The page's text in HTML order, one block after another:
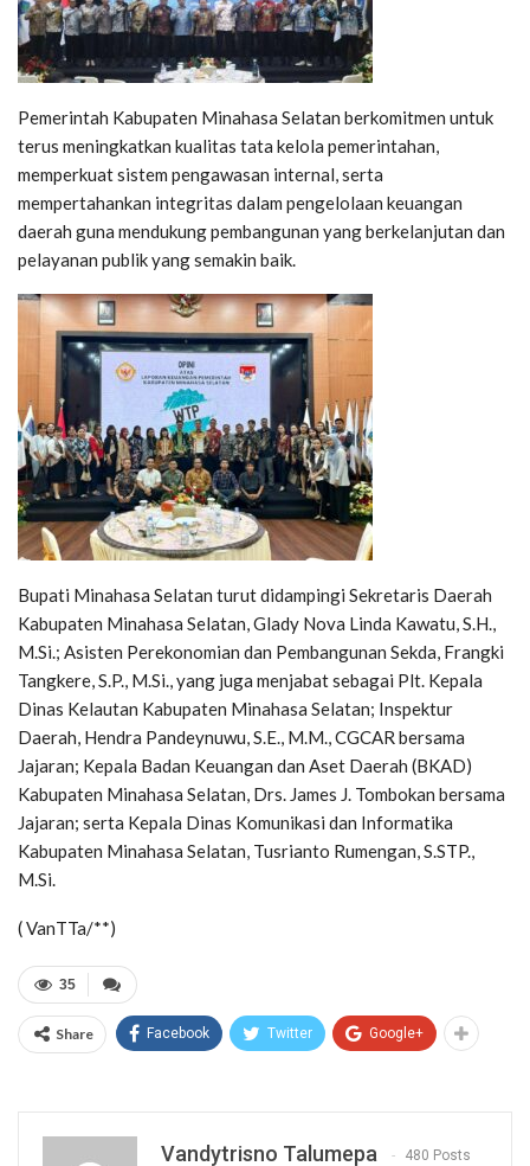
Pemerintah Kabupaten Minahasa Selatan berkomitmen untuk
terus meningkatkan kualitas tata kelola pemerintahan,
memperkuat sistem pengawasan internal, serta
mempertahankan integritas dalam pengelolaan keuangan
daerah guna mendukung pembangunan yang berkelanjutan dan
pelayanan publik yang semakin baik.
Bupati Minahasa Selatan turut didampingi Sekretaris Daerah
Kabupaten Minahasa Selatan, Glady Nova Linda Kawatu, S.H.,
M.Si.; Asisten Perekonomian dan Pembangunan Sekda, Frangki
Tangkere, S.P., M.Si., yang juga menjabat sebagai Plt. Kepala
Dinas Kelautan Kabupaten Minahasa Selatan; Inspektur
Daerah, Hendra Pandeynuwu, S.E., M.M., CGCAR bersama
Jajaran; Kepala Badan Keuangan dan Aset Daerah (BKAD)
Kabupaten Minahasa Selatan, Drs. James J. Tombokan bersama
Jajaran; serta Kepala Dinas Komunikasi dan Informatika
Kabupaten Minahasa Selatan, Tusrianto Rumengan, S.STP.,
M.Si.
( VanTTa/**)
35
Share Facebook Twitter Google+
Vandytrisno Talumepa 480 Posts